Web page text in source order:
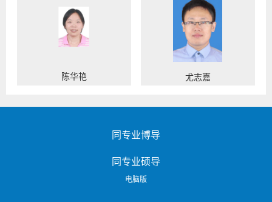
陈华艳 尤志嘉
同专业博导
同专业硕导
电脑版